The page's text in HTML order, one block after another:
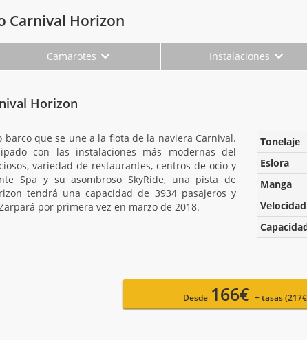
Carnival Horizon
Camarotes Instalaciones
Horizon
barco que se une a la flota de la naviera Carnival.
con las instalaciones más modernas del
variedad de restaurantes, centros de ocio y
Spa y su asombroso SkyRide, una pista de
tendrá una capacidad de 3934 pasajeros y
por primera vez en marzo de 2018.
Tonelaje
Eslora
Manga
Velocidad
Desde 166€ + tasas